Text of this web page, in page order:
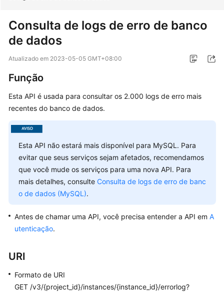
de
serviço
Primeiros
passos
Melhores
práticas
Referência
de
API
de
começar
Visão
geral
Chamada
de
Consulta de logs de erro de banco
de dados
Atualizado em 2023-05-05 GMT+08:00
Função
Esta API é usada para consultar os 2.000 logs de erro mais
recentes do banco de dados.
Esta API não estará mais disponível para MySQL. Para
evitar que seus serviços sejam afetados, recomendamos
que você mude os serviços para uma nova API. Para
mais detalhes, consulte Consulta de logs de erro de banc
o de dados (MySQL).
Antes de chamar uma API, você precisa entender a API em A
utenticação.
URI
Formato de URI
GET /v3/{project_id}/instances/{instance_id}/errorlog?